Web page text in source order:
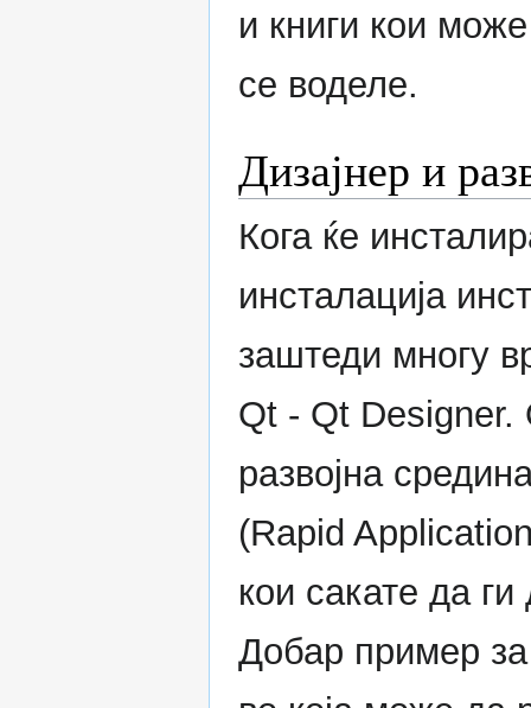
и книги кои
се воделе.
Дизајнер и
Кога ќе
инсталација
заштеди многу
Qt - Qt Designer.
развојна
(Rapid
кои сакате да
Добар пример